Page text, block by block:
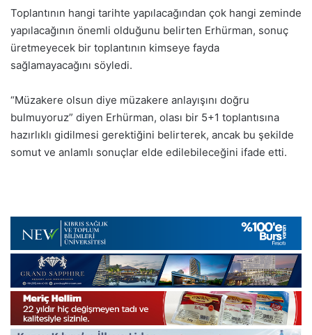
Toplantının hangi tarihte yapılacağından çok hangi zeminde
yapılacağının önemli olduğunu belirten Erhürman, sonuç
üretmeyecek bir toplantının kimseye fayda
sağlamayacağını söyledi.
“Müzakere olsun diye müzakere anlayışını doğru
bulmuyoruz” diyen Erhürman, olası bir 5+1 toplantısına
hazırlıklı gidilmesi gerektiğini belirterek, ancak bu şekilde
somut ve anlamlı sonuçlar elde edilebileceğini ifade etti.